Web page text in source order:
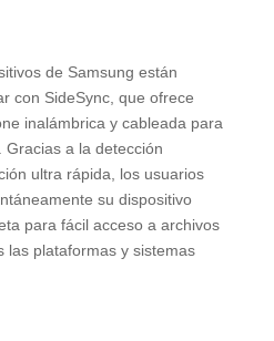
de Samsung están
con SideSync, que ofrece
inalámbrica y cableada para
a la detección
ultra rápida, los usuarios
su dispositivo
para fácil acceso a archivos
las plataformas y sistemas